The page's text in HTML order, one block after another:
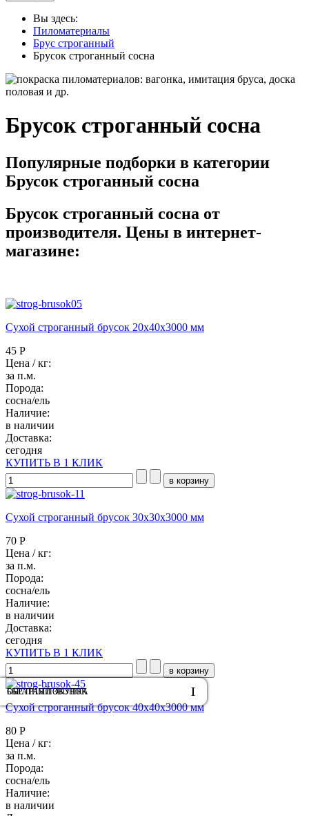
Вы здесь:
Пиломатериалы
Брус строганный
Брусок строганный сосна
Брусок строганный сосна
Популярные подборки в категории
Брусок строганный сосна
Брусок строганный сосна от
производителя. Цены в интернет-
магазине:
Сухой строганный брусок 20x40х3000 мм
45 Р
Цена / кг:
за п.м.
Порода:
сосна/ель
Наличие:
в наличии
Доставка:
сегодня
КУПИТЬ В 1 КЛИК
Сухой строганный брусок 30x30х3000 мм
70 Р
Цена / кг:
за п.м.
Порода:
сосна/ель
Наличие:
в наличии
Доставка:
сегодня
КУПИТЬ В 1 КЛИК
Сухой строганный брусок 40x40х3000 мм
80 Р
Цена / кг:
за п.м.
Порода:
сосна/ель
Наличие:
в наличии
ОБРАТНЫЙ ЗВОНОК
БЫСТРАЯ ПОКУПКА